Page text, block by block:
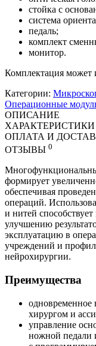
стойка с
система
педаль;
комплект
монитор.
Комплектация может
Категории:
Операционные
ОПИСАНИЕ
ХАРАКТЕРИСТИКИ
ОПЛАТА И
ОТЗЫВЫ 0
формирует
обеспечивая
операций.
и нитей
улучшению
эксплуатацию в
учреждений и
нейрохирургии.
Преимущества
одновременное
хирургом и
управление
ножной педали